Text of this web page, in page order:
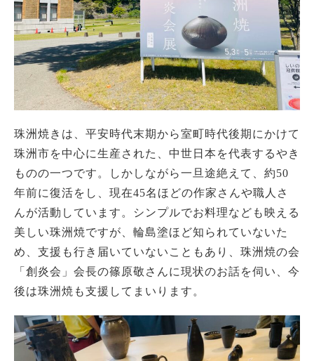
珠洲焼きは、平安時代末期から室町時代後期にかけて
珠洲市を中心に生産された、中世日本を代表するやき
ものの一つです。しかしながら一旦途絶えて、約50
年前に復活をし、現在45名ほどの作家さんや職人さ
んが活動しています。シンプルでお料理なども映える
美しい珠洲焼ですが、輪島塗ほど知られていないた
め、支援も行き届いていないこともあり、珠洲焼の会
「創炎会」会長の篠原敬さんに現状のお話を伺い、今
後は珠洲焼も支援してまいります。